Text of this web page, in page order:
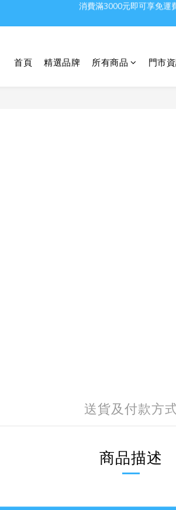
Gather all the joys in the
Gather all the joys in the
首頁 精選品牌 所有商品 門市
送貨及付款方
商品描述